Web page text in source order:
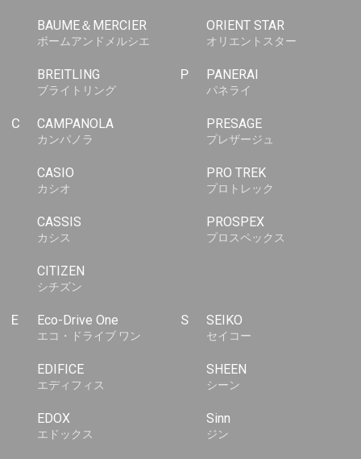
BAUME＆MERCIER
ボームアンドメルシエ
BREITLING
ブライトリング
C CAMPANOLA
カンパノラ
CASIO
カシオ
CASSIS
カシス
CITIZEN
シチズン
E Eco-Drive One
エコ・ドライブ ワン
EDIFICE
エディフィス
EDOX
エドックス
ORIENT STAR
オリエントスター
P PANERAI
パネライ
PRESAGE
プレザージュ
PRO TREK
プロトレック
PROSPEX
プロスペックス
S SEIKO
セイコー
SHEEN
シーン
Sinn
ジン